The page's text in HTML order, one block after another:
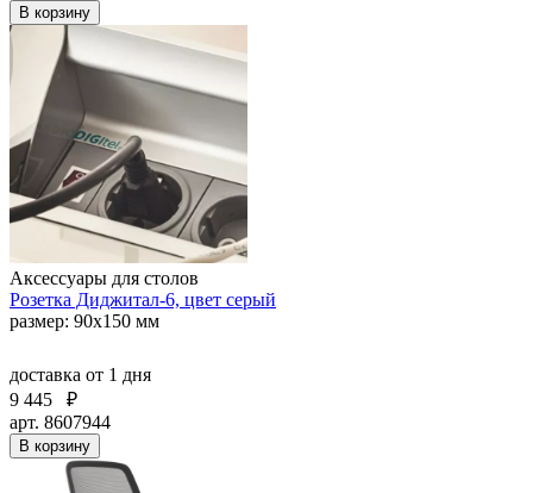
В корзину
Аксессуары для столов
Розетка Диджитал-6, цвет серый
размер: 90х150 мм
доставка от 1 дня
9 445
₽
арт. 8607944
В корзину